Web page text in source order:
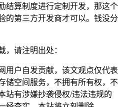
结算制度进行定制开发，那这个
的第三方开发商才可以。钱没分
，请注明出处：
用户自发贡献，该文观点仅代表
储空间服务，不拥有所有权，不
站有涉嫌抄袭侵权/违法违规的